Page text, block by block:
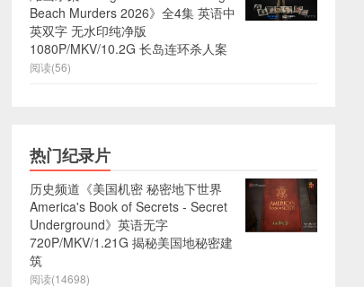
Beach Murders 2026》全4集 英语中
英双字 无水印纯净版
1080P/MKV/10.2G 长岛连环杀人案
阅读(56)
热门纪录片
历史频道《美国机密 秘密地下世界
America's Book of Secrets - Secret
Underground》英语无字
720P/MKV/1.21G 揭秘美国地秘密建
筑
阅读(14698)